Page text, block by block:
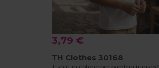
3,79 €
TH Clothes 30168